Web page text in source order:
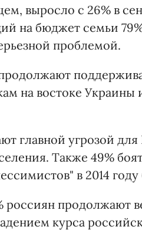
выросло с 26% в
на бюджет семьи
проблемой.
на востоке Украины
главной угрозой
Также 49%
в 2014
россиян продолжают
курса